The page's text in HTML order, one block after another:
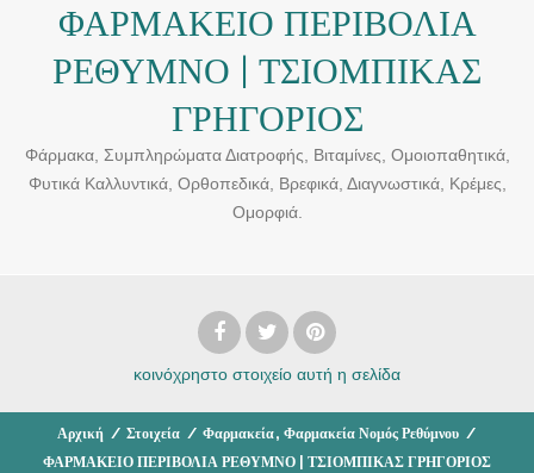
ΦΑΡΜΑΚΕΙΟ ΠΕΡΙΒΟΛΙΑ
ΡΕΘΥΜΝΟ | ΤΣΙΟΜΠΙΚΑΣ
ΓΡΗΓΟΡΙΟΣ
Φάρμακα, Συμπληρώματα Διατροφής, Βιταμίνες, Ομοιοπαθητικά,
Φυτικά Καλλυντικά, Ορθοπεδικά, Βρεφικά, Διαγνωστικά, Κρέμες,
Ομορφιά.
κοινόχρηστο στοιχείο αυτή η σελίδα
Αρχική / Στοιχεία / Φαρμακεία, Φαρμακεία Νομός Ρεθύμνου /
ΦΑΡΜΑΚΕΙΟ ΠΕΡΙΒΟΛΙΑ ΡΕΘΥΜΝΟ | ΤΣΙΟΜΠΙΚΑΣ ΓΡΗΓΟΡΙΟΣ